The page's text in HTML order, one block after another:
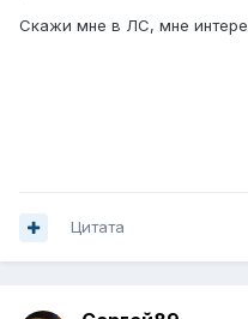
Скажи мне в ЛС, мне
Цитата